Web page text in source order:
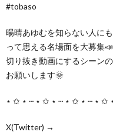
#tobaso
暘晴あゆむを知らない人にも
って思える名場面を大募集
切り抜き動画にするシーン
お願いします🌞
⋆ ✩ ⋆ ┄ ⋆ ✩ ⋆ ┄ ⋆ ✩ ⋆ ┄ ⋆ ✩
X(Twitter) →